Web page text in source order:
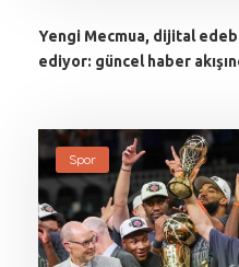
Yengi Mecmua, dijital
ediyor: güncel haber
Spor